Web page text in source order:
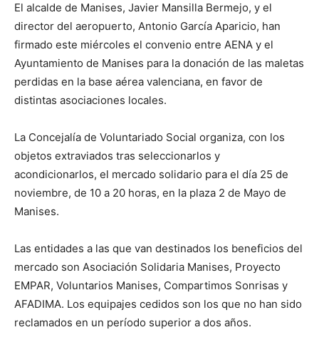
El alcalde de Manises, Javier Mansilla Bermejo, y el
director del aeropuerto, Antonio García Aparicio, han
firmado este miércoles el convenio entre AENA y el
Ayuntamiento de Manises para la donación de las maletas
perdidas en la base aérea valenciana, en favor de
distintas asociaciones locales.
La Concejalía de Voluntariado Social organiza, con los
objetos extraviados tras seleccionarlos y
acondicionarlos, el mercado solidario para el día 25 de
noviembre, de 10 a 20 horas, en la plaza 2 de Mayo de
Manises.
Las entidades a las que van destinados los beneficios del
mercado son Asociación Solidaria Manises, Proyecto
EMPAR, Voluntarios Manises, Compartimos Sonrisas y
AFADIMA. Los equipajes cedidos son los que no han sido
reclamados en un período superior a dos años.